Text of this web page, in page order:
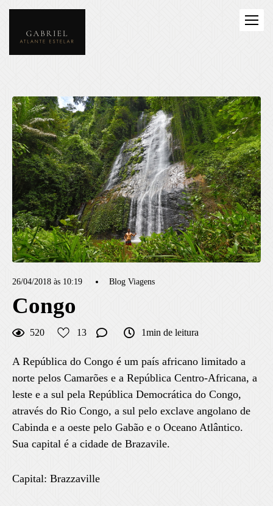
26/04/2018 às 10:19 Blog Viagens
Congo
520 13 1min de leitura
A República do Congo é um país africano limitado a
norte pelos Camarões e a República Centro-Africana, a
leste e a sul pela República Democrática do Congo,
através do Rio Congo, a sul pelo exclave angolano de
Cabinda e a oeste pelo Gabão e o Oceano Atlântico.
Sua capital é a cidade de Brazavile.
Capital: Brazzaville